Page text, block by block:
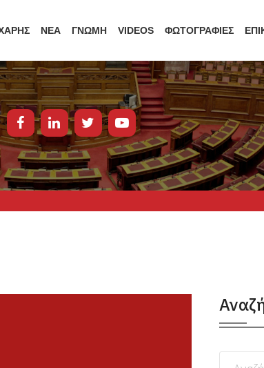
ΝΕΑ ΓΝΩΜΗ VIDEOS ΦΩΤΟΓΡΑΦΙΕΣ